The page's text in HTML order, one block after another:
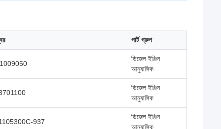
পার্ট গ্রুপ
ডিজেল ইঞ্জিন
আনুষাঙ্গিক
ডিজেল ইঞ্জিন
আনুষাঙ্গিক
937
ডিজেল ইঞ্জিন
আনুষাঙ্গিক